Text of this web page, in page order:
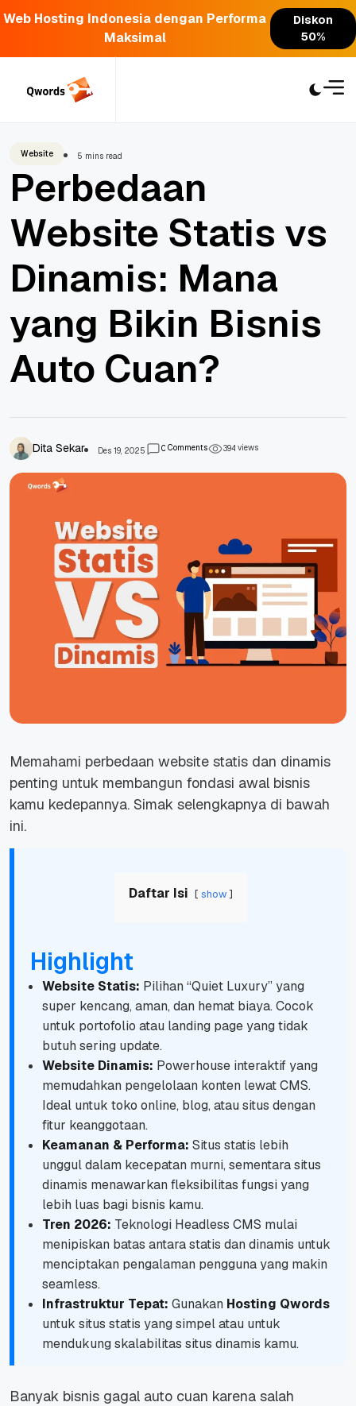
Web Hosting Indonesia dengan Performa
Maksimal
Diskon
50%
Website 5 mins read
Perbedaan
Website Statis vs
Dinamis: Mana
yang Bikin Bisnis
Auto Cuan?
Dita Sekar Des 19, 2025 0Comments 394views
Memahami perbedaan website statis dan dinamis
penting untuk membangun fondasi awal bisnis
kamu kedepannya. Simak selengkapnya di bawah
ini.
Daftar Isi show
Highlight
Website Statis: Pilihan “Quiet Luxury” yang
super kencang, aman, dan hemat biaya. Cocok
untuk portofolio atau landing pageyang tidak
butuh sering update.
Website Dinamis: Powerhouse interaktif yang
memudahkan pengelolaan konten lewat CMS.
Ideal untuk toko online, blog, atau situs dengan
fitur keanggotaan.
Keamanan & Performa: Situs statis lebih
unggul dalam kecepatan murni, sementara situs
dinamis menawarkan fleksibilitas fungsi yang
lebih luas bagi bisnis kamu.
Tren 2026: Teknologi Headless CMS mulai
menipiskan batas antara statis dan dinamis untuk
menciptakan pengalaman pengguna yang makin
seamless.
Infrastruktur Tepat: Gunakan Hosting Qwords
untuk situs statis yang simpel atau untuk
mendukung skalabilitas situs dinamis kamu.
Banyak bisnis gagal auto cuan karena salah